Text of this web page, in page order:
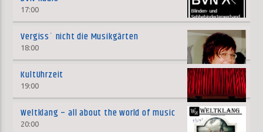
17:00
Vergiss´ nicht die Musikgärten
18:00
KultUhrzeit
19:00
Weltklang – all about the world of music
20:00